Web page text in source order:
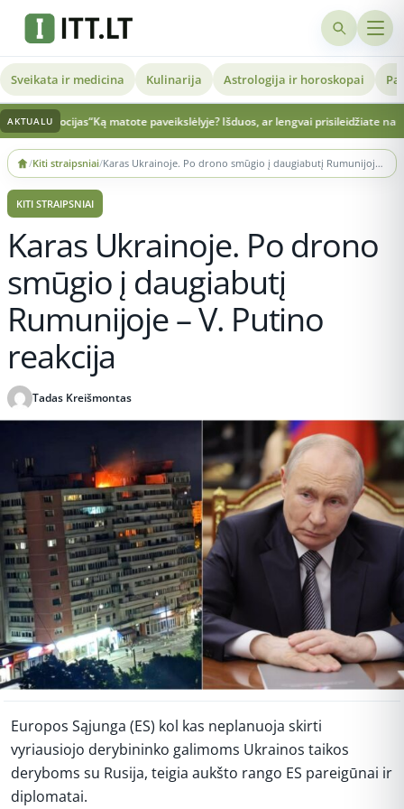
Sveikata ir medicina Kulinarija Astrologija ir horoskopai
AKTUALUKą matote paveikslėlyje? Išduos, ar lengvai prisileidžiate naujus
Skip
to
content
/Kiti straipsniai/ Karas Ukrainoje. Po drono smūgio į daugiabutį Rumunijoje – V. Putino reakcija
KITI STRAIPSNIAI
Karas Ukrainoje. Po drono
smūgio į daugiabutį
Rumunijoje – V. Putino
reakcija
Tadas Kreišmontas
Europos Sąjunga (ES) kol kas neplanuoja skirti
vyriausiojo derybininko galimoms Ukrainos taikos
deryboms su Rusija, teigia aukšto rango ES pareigūnai ir
diplomatai.